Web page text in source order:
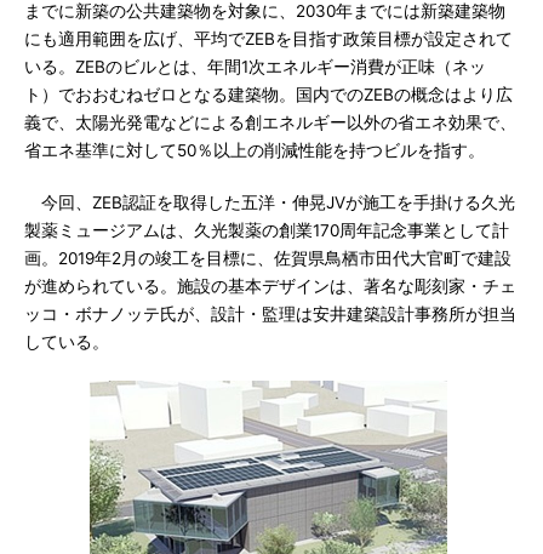
までに新築の公共建築物を対象に、2030年までには新築建築物
にも適用範囲を広げ、平均でZEBを目指す政策目標が設定されて
いる。ZEBのビルとは、年間1次エネルギー消費が正味（ネッ
ト）でおおむねゼロとなる建築物。国内でのZEBの概念はより広
義で、太陽光発電などによる創エネルギー以外の省エネ効果で、
省エネ基準に対して50％以上の削減性能を持つビルを指す。
今回、ZEB認証を取得した五洋・伸晃JVが施工を手掛ける久光
製薬ミュージアムは、久光製薬の創業170周年記念事業として計
画。2019年2月の竣工を目標に、佐賀県鳥栖市田代大官町で建設
が進められている。施設の基本デザインは、著名な彫刻家・チェ
ッコ・ボナノッテ氏が、設計・監理は安井建築設計事務所が担当
している。